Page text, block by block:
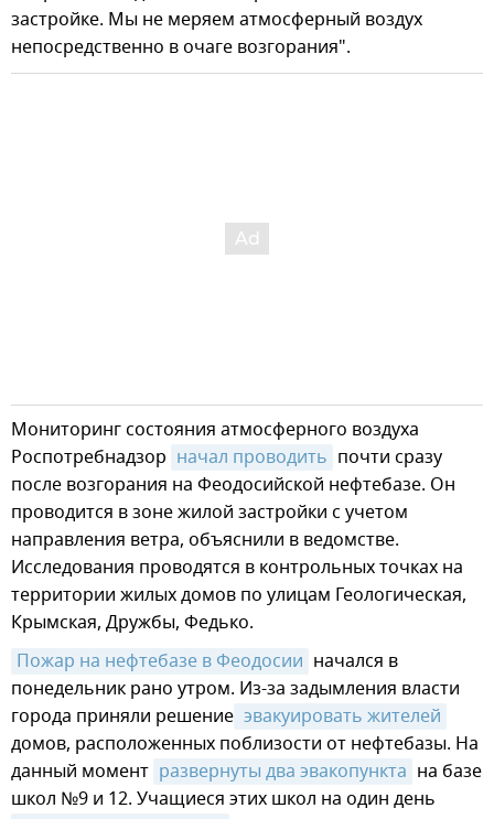
застройке. Мы не меряем атмосферный воздух
непосредственно в очаге возгорания".
Мониторинг состояния атмосферного воздуха
Роспотребнадзор начал проводить почти сразу
после возгорания на Феодосийской нефтебазе. Он
проводится в зоне жилой застройки с учетом
направления ветра, объяснили в ведомстве.
Исследования проводятся в контрольных точках на
территории жилых домов по улицам Геологическая,
Крымская, Дружбы, Федько.
Пожар на нефтебазе в Феодосии начался в
понедельник рано утром. Из-за задымления власти
города приняли решение эвакуировать жителей
домов, расположенных поблизости от нефтебазы. На
данный момент развернуты два эвакопункта на базе
школ №9 и 12. Учащиеся этих школ на один день